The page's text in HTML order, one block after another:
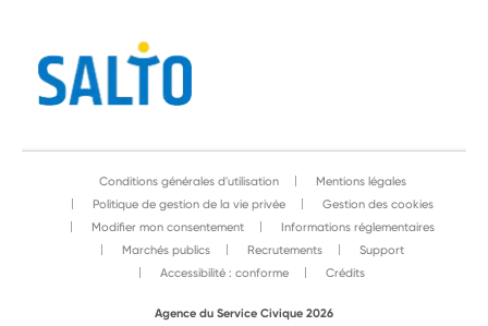
Conditions générales d'utilisation
Mentions légales
Politique de gestion de la vie privée
Gestion des cookies
Modifier mon consentement
Informations réglementaires
Marchés publics
Recrutements
Support
Accessibilité : conforme
Crédits
Agence du Service Civique 2026